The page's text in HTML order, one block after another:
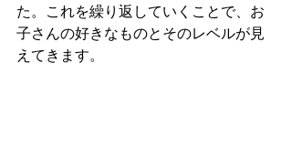
た。これを繰り返していくことで、お
子さんの好きなものとそのレベルが見
えてきます。